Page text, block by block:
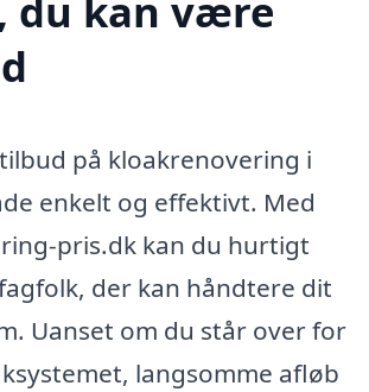
du kan være
på kloakrenovering i
enkelt og effektivt. Med
pris.dk kan du hurtigt
der kan håndtere dit
Uanset om du står over for
langsomme afløb